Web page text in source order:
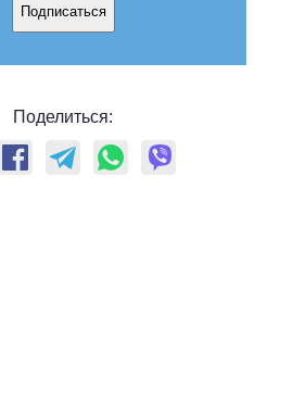
Подписаться
Поделиться: